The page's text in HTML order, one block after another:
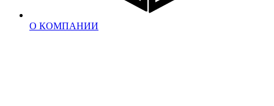
О КОМПАНИИ